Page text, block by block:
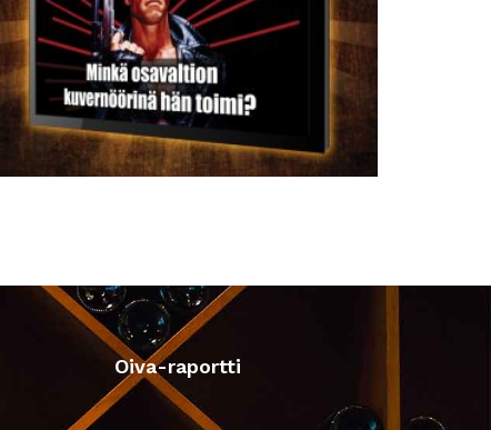
Oiva-raportti